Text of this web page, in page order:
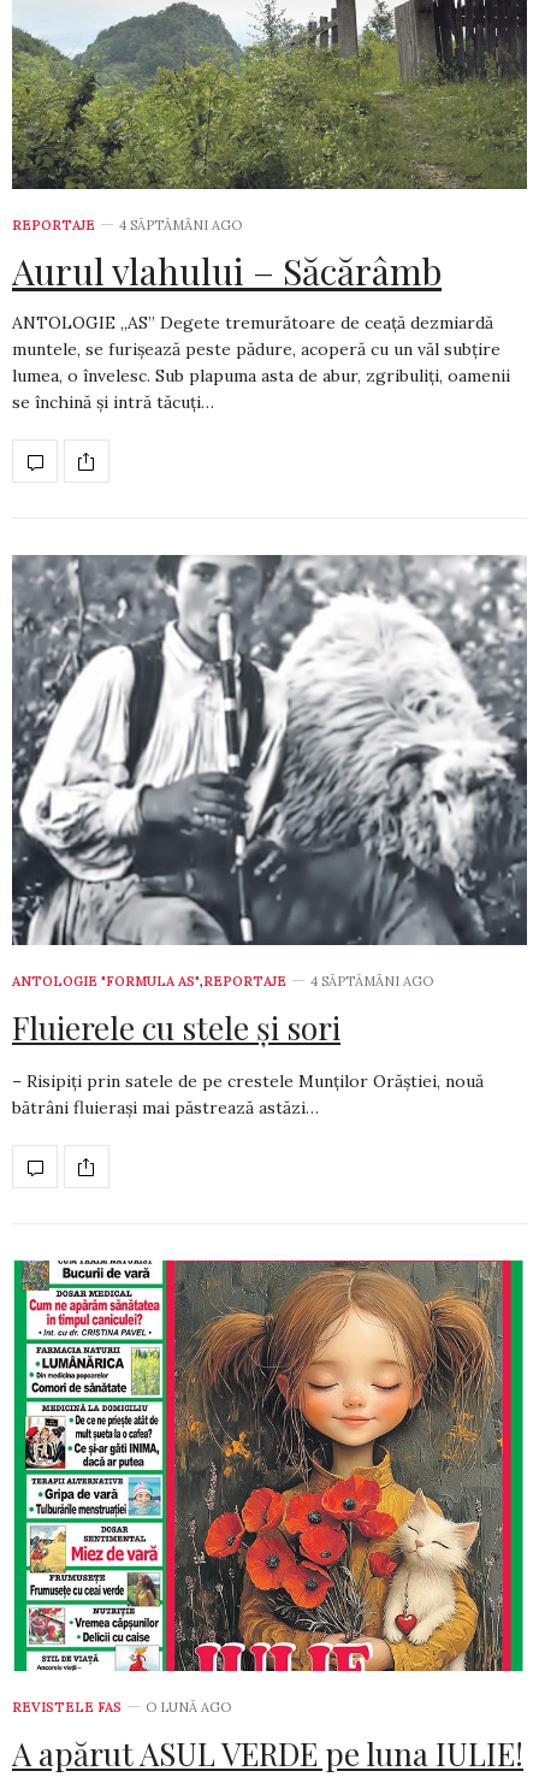
REPORTAJE 4 SĂPTĂMÂNI AGO
Aurul vlahului – Săcărâmb
ANTOLOGIE „AS” Degete tremurătoare de ceață dezmiardă
muntele, se furișează peste pădure, acoperă cu un văl subțire
lumea, o învelesc. Sub plapuma asta de abur, zgribuliți, oamenii
se închină și intră tăcuți…
ANTOLOGIE "FORMULA AS",REPORTAJE 4 SĂPTĂMÂNI AGO
Fluierele cu stele şi sori
– Risipiţi prin satele de pe crestele Munţilor Orăştiei, nouă
bătrâni fluieraşi mai păstrează astăzi…
REVISTELE FAS O LUNĂ AGO
A apărut ASUL VERDE pe luna IULIE!